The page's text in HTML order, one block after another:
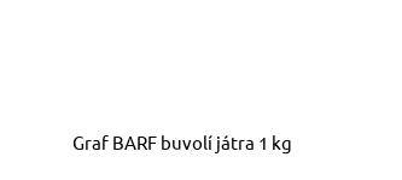
Graf BARF buvolí játra 1 kg